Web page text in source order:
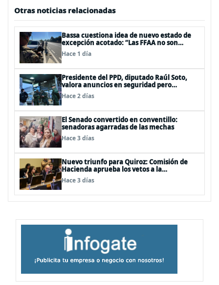
Otras noticias relacionadas
Bassa cuestiona idea de nuevo estado de
excepción acotado: “Las FFAA no son
policías”
Hace 1 día
Presidente del PPD, diputado Raúl Soto,
valora anuncios en seguridad pero
advierte ausencia clave: alzamiento del
secreto bancario
Hace 2 días
El Senado convertido en conventillo:
senadoras agarradas de las mechas
Hace 3 días
Nuevo triunfo para Quiroz: Comisión de
Hacienda aprueba los vetos a la
Megarreforma
Hace 3 días